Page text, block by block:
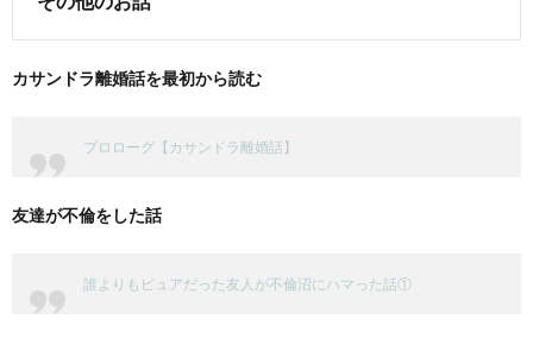
カサンドラ離婚話を最初から読む
プロローグ【カサンドラ離婚話】
友達が不倫をした話
誰よりもピュアだった友人が不倫沼にハマった話①